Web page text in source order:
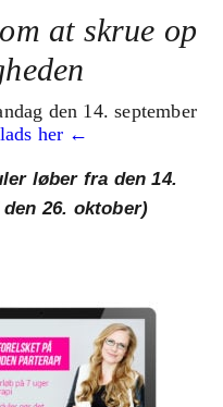
at skrue op
den 14. september
her ←
løber fra den 14.
26. oktober)